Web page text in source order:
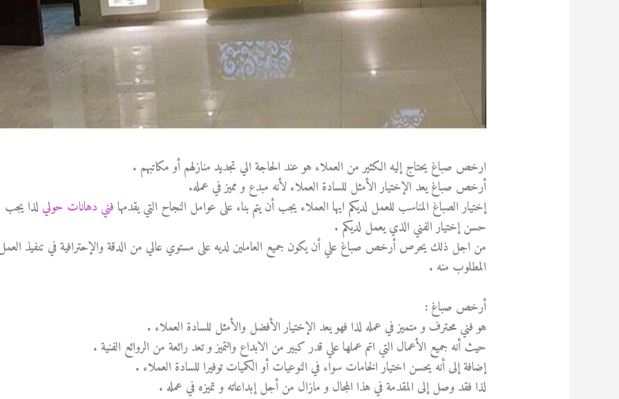
ارخص صباغ يحتاج إليه الكثير من العملاء هو عند الحاجة الي تجديد منازلهم أو مكاتبهم .
أرخص صباغ يعد الإختيار الأمثل للسادة العملاء لأنه مبدع و مميز في عمله.
إختيار الصباغ المناسب للعمل لديكم ايها العملاء يجب أن يتم بناء على عوامل النجاح التي يقدمهافني دهانات حولي لذا يجب
حسن إختيار الفني الذي يعمل لديكم .
من اجل ذلك يحرص أرخص صباغ علي أن يكون جميع العاملين لديه على مستوي عالي من الدقة والإحترافية في تنفيذ
المطلوب منه .
أرخص صباغ :
هو فني محترف و متميز في عمله لذا فهو يعد الإختيار الأفضل والأمثل للسادة العملاء .
حيث أنه جميع الأعمال التي اتم عملها علي قدر كبير من الابداع والتميز و تعد رائعة من الروائع الفنية .
إضافة إلى أنه يحسن اختيار الخامات سواء في النوعيات أو الكميات توفيرا للسادة العملاء .
لذا فقد وصل إلى المقدمة في هذا المجال و مازال من أجل إبداعاته و تميزه في عمله .